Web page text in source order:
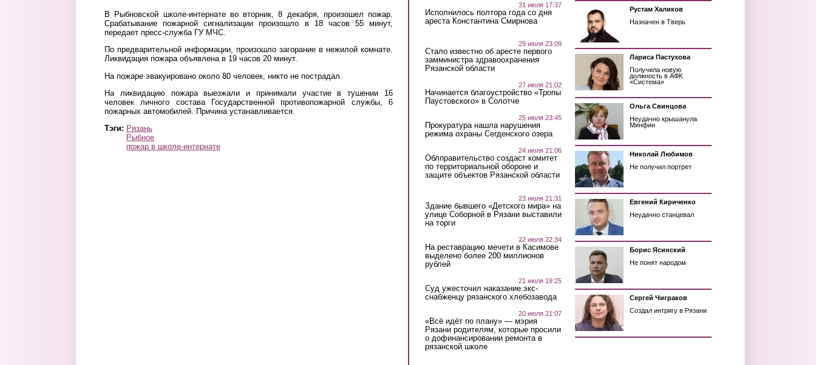
В Рыбновской школе-интернате во вторник, 8 декабря, произошел пожар.
Срабатывание пожарной сигнализации произошло в 18 часов 55 минут,
передает пресс-служба ГУ МЧС.
По предварительной информации, произошло загорание в нежилой комнате.
Ликвидация пожара объявленав 19 часов 20 минут.
На пожаре эвакуировано около 80 человек, никто не пострадал.
На ликвидацию пожара выезжали и принимали участие в тушении
16
человек личного состава Государственной противопожарной службы, 6
пожарных автомобилей.
Причина устанавливается.
Тэги: Рязань
Рыбное
пожар в школе-интернате
31 июля 17:37
Исполнилось полтора года со дня
ареста Константина Смирнова
29 июля 23:09
Стало известно об аресте первого
замминистра здравоохранения
Рязанской области
27 июля 21:02
Начинается благоустройство «Тропы
Паустовского» в Солотче
25 июля 23:45
Прокуратура нашла нарушения
режима охраны Сегденского озера
24 июля 21:06
Облправительство создаст комитет
по территориальной обороне и
защите объектов Рязанской области
23 июля 21:31
Здание бывшего «Детского мира» на
улице Соборной в Рязани выставили
на торги
22 июля 22:34
На реставрацию мечети в Касимове
выделено более 200 миллионов
рублей
21 июля 19:25
Суд ужесточил наказание экс-
снабженцу рязанского хлебозавода
20 июля 21:07
«Всё идёт по плану» — мэрия
Рязани родителям, которые просили
о дофинансировании ремонта в
рязанской школе
Рустам Халиков
Назначен в Тверь
Лариса Пастухова
Получила новую
должность в АФК
«Система»
Ольга Свинцова
Неудачно крышанула
Минфин
Николай Любимов
Не получил портрет
Евгений Кириченко
Неудачно станцевал
Борис Ясинский
Не понят народом
Сергей Чиграков
Создал интригу в Рязани